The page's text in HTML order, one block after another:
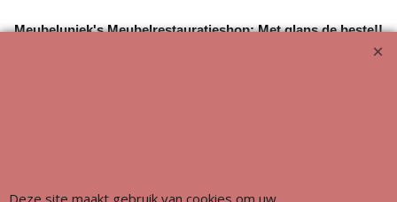
Meubeluniek's Meubelrestauratieshop: Met glans de beste!!
Deze site maakt gebruik van cookies om uw